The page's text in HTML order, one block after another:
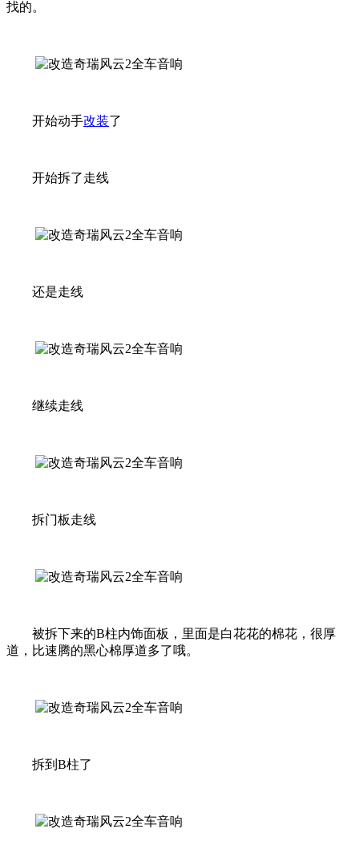
找的。
开始动手改装了
开始拆了走线
还是走线
继续走线
拆门板走线
被拆下来的B柱内饰面板，里面是白花花的棉花，很厚
道，比速腾的黑心棉厚道多了哦。
拆到B柱了